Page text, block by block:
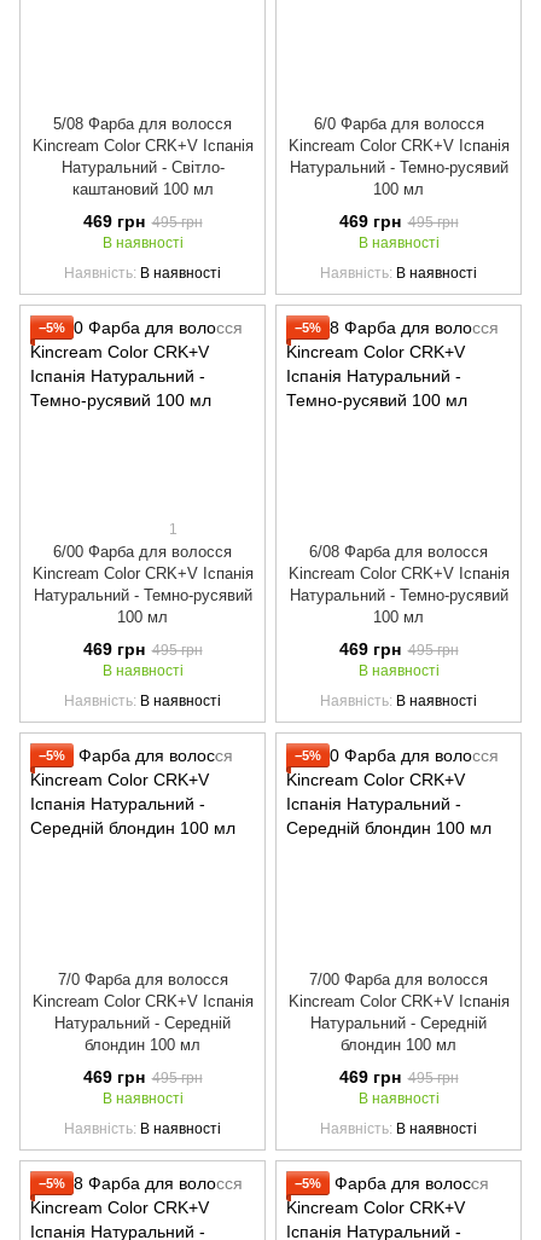
5/08 Фарба для волосся
Kincream Color CRK+V Іспанія
Натуральний - Світло-
каштановий 100 мл
469 грн 495 грн
В наявності
Наявність В наявності
6/0 Фарба для волосся
Kincream Color CRK+V Іспанія
Натуральний - Темно-русявий
100 мл
469 грн 495 грн
В наявності
Наявність В наявності
−5%
1
6/00 Фарба для волосся
Kincream Color CRK+V Іспанія
Натуральний - Темно-русявий
100 мл
469 грн 495 грн
В наявності
Наявність В наявності
−5%
6/08 Фарба для волосся
Kincream Color CRK+V Іспанія
Натуральний - Темно-русявий
100 мл
469 грн 495 грн
В наявності
Наявність В наявності
−5%
7/0 Фарба для волосся
Kincream Color CRK+V Іспанія
Натуральний - Середній
блондин 100 мл
469 грн 495 грн
В наявності
Наявність В наявності
−5%
7/00 Фарба для волосся
Kincream Color CRK+V Іспанія
Натуральний - Середній
блондин 100 мл
469 грн 495 грн
В наявності
Наявність В наявності
−5% −5%